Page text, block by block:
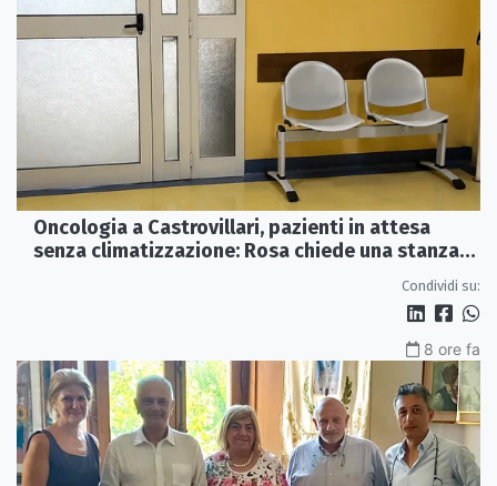
Oncologia a Castrovillari, pazienti in attesa
senza climatizzazione: Rosa chiede una stanza
Condividi su:
8 ore fa